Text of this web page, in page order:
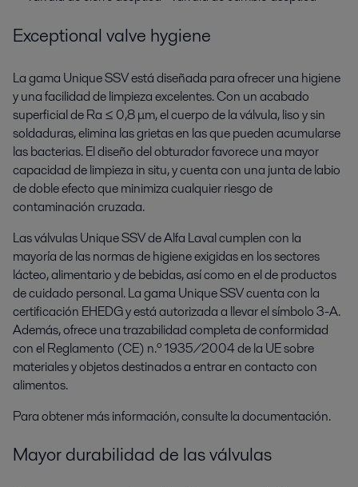
Exceptional valve hygiene
La gama Unique SSV está diseñada para ofrecer una higiene
y una facilidad de limpieza excelentes. Con un acabado
superficial de Ra ≤ 0,8 μm, el cuerpo de la válvula, liso y sin
soldaduras, elimina las grietas en las que pueden acumularse
las bacterias. El diseño del obturador favorece una mayor
capacidad de limpieza in situ, y cuenta con una junta de labio
de doble efecto que minimiza cualquier riesgo de
contaminación cruzada.
Las válvulas Unique SSV de Alfa Laval cumplen con la
mayoría de las normas de higiene exigidas en los sectores
lácteo, alimentario y de bebidas, así como en el de productos
de cuidado personal. La gama Unique SSV cuenta con la
certificación EHEDG y está autorizada a llevar el símbolo 3-A.
Además, ofrece una trazabilidad completa de conformidad
con el Reglamento (CE) n.º 1935/2004 de la UE sobre
materiales y objetos destinados a entrar en contacto con
alimentos.
Para obtener más información, consulte la documentación.
Mayor durabilidad de las válvulas